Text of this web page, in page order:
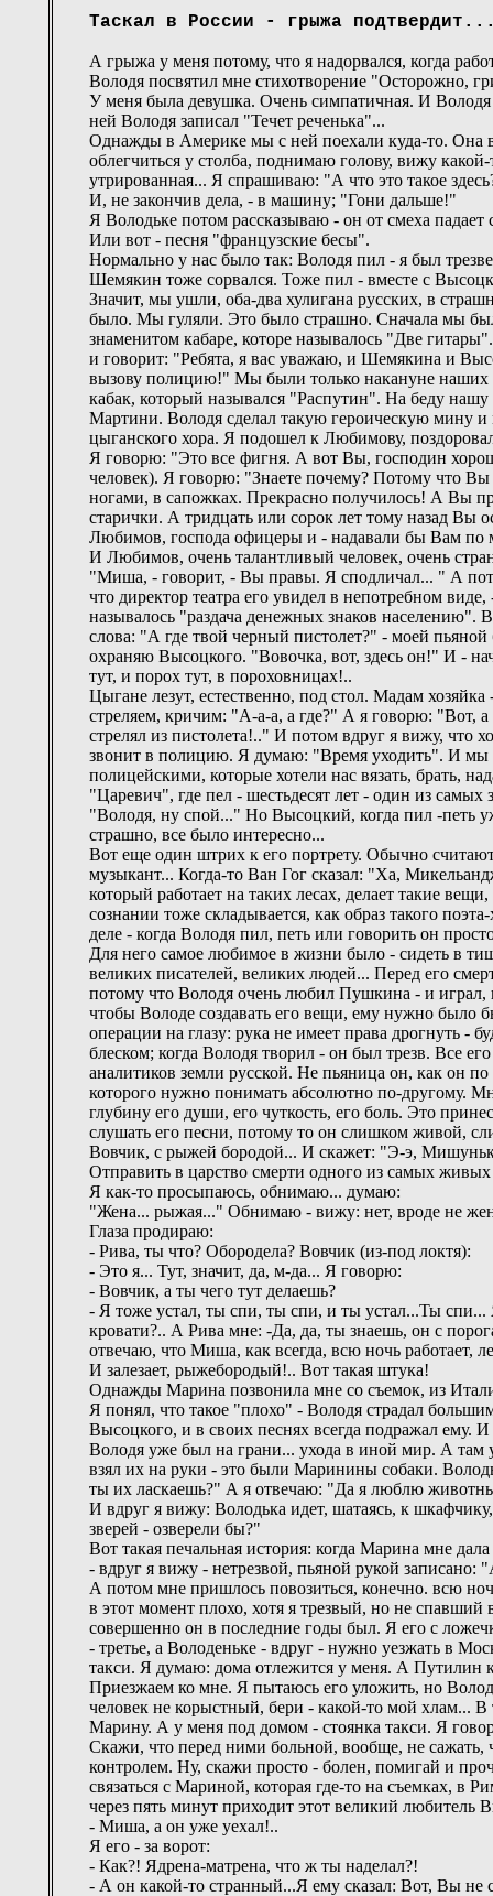
Таскал в России - грыжа
А грыжа у меня потому, что я надорвался, когда
Володя посвятил мне стихотворение "Осторожно,
У меня была девушка. Очень симпатичная. И Володя
ней Володя записал "Течет реченька"...
Однажды в Америке мы с ней поехали куда-то. Она
облегчиться у столба, поднимаю голову, вижу
утрированная... Я спрашиваю: "А что это такое
И, не закончив дела, - в машину; "Гони дальше!"
Я Володьке потом рассказываю - он от смеха падает
Или вот - песня "французские бесы".
Нормально у нас было так: Володя пил - я был
Шемякин тоже сорвался. Тоже пил - вместе с
Значит, мы ушли, оба-два хулигана русских, в
было. Мы гуляли. Это было страшно. Сначала мы
знаменитом кабаре, которе называлось "Две
и говорит: "Ребята, я вас уважаю, и Шемякина и
вызову полицию!" Мы были только накануне наших
кабак, который назывался "Распутин". На беду
Мартини. Володя сделал такую героическую мину
цыганского хора. Я подошел к Любимову,
Я говорю: "Это все фигня. А вот Вы, господин
человек). Я говорю: "Знаете почему? Потому что Вы
ногами, в сапожках. Прекрасно получилось! А Вы
старички. А тридцать или сорок лет тому назад
Любимов, господа офицеры и - надавали бы Вам по
И Любимов, очень талантливый человек, очень
"Миша, - говорит, - Вы правы. Я сподличал... " А
что директор театра его увидел в непотребном
называлось "раздача денежных знаков населению".
слова: "А где твой черный пистолет?" - моей
охраняю Высоцкого. "Вовочка, вот, здесь он!" И -
тут, и порох тут, в пороховницах!..
Цыгане лезут, естественно, под стол. Мадам
стреляем, кричим: "А-а-а, а где?" А я говорю: "Вот,
стрелял из пистолета!.." И потом вдруг я вижу, что
звонит в полицию. Я думаю: "Время уходить". И мы
полицейскими, которые хотели нас вязать, брать,
"Царевич", где пел - шестьдесят лет - один из
"Володя, ну спой..." Но Высоцкий, когда пил -петь
страшно, все было интересно...
Вот еще один штрих к его портрету. Обычно
музыкант... Когда-то Ван Гог сказал: "Ха,
который работает на таких лесах, делает такие
сознании тоже складывается, как образ такого
деле - когда Володя пил, петь или говорить он
Для него самое любимое в жизни было - сидеть в
великих писателей, великих людей... Перед его
потому что Володя очень любил Пушкина - и играл,
чтобы Володе создавать его вещи, ему нужно было
операции на глазу: рука не имеет права дрогнуть -
блеском; когда Володя творил - он был трезв. Все
аналитиков земли русской. Не пьяница он, как он
которого нужно понимать абсолютно по-другому.
глубину его души, его чуткость, его боль. Это
слушать его песни, потому то он слишком живой,
Вовчик, с рыжей бородой... И скажет: "Э-э,
Отправить в царство смерти одного из самых
Я как-то просыпаюсь, обнимаю... думаю:
"Жена... рыжая..." Обнимаю - вижу: нет, вроде не
Глаза продираю:
- Рива, ты что? Обородела? Вовчик (из-под локтя):
- Это я... Тут, значит, да, м-да... Я говорю:
- Вовчик, а ты чего тут делаешь?
- Я тоже устал, ты спи, ты спи, и ты устал...Ты
кровати?.. А Рива мне: -Да, да, ты знаешь, он с
отвечаю, что Миша, как всегда, всю ночь работает,
И залезает, рыжебородый!.. Вот такая штука!
Однажды Марина позвонила мне со съемок, из
Я понял, что такое "плохо" - Володя страдал
Высоцкого, и в своих песнях всегда подражал ему.
Володя уже был на грани... ухода в иной мир. А
взял их на руки - это были Маринины собаки.
ты их ласкаешь?" А я отвечаю: "Да я люблю
И вдруг я вижу: Володька идет, шатаясь, к
зверей - озверели бы?"
Вот такая печальная история: когда Марина мне
- вдруг я вижу - нетрезвой, пьяной рукой записано:
А потом мне пришлось повозиться, конечно. всю
в этот момент плохо, хотя я трезвый, но не
совершенно он в последние годы был. Я его с
- третье, а Володеньке - вдруг - нужно уезжать в
такси. Я думаю: дома отлежится у меня. А Путилин
Приезжаем ко мне. Я пытаюсь его уложить, но
человек не корыстный, бери - какой-то мой хлам...
Марину. А у меня под домом - стоянка такси. Я
Скажи, что перед ними больной, вообще, не
контролем. Ну, скажи просто - болен, помигай и
связаться с Мариной, которая где-то на съемках, в
через пять минут приходит этот великий любитель
- Миша, а он уже уехал!..
Я его - за ворот:
- Как?! Ядрена-матрена, что ж ты наделал?!
- А он какой-то странный...Я ему сказал: Вот, Вы не